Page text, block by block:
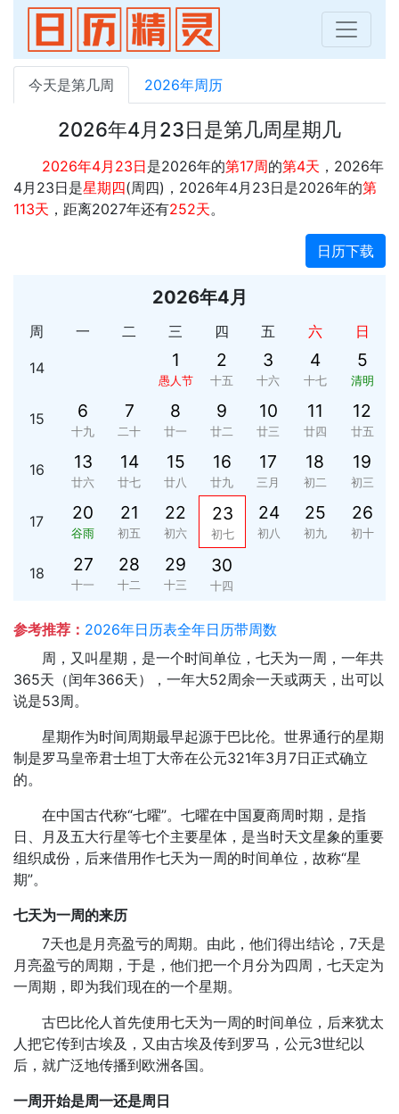
今天是第几周 2026年周历
2026年4月23日是第几周星期几
2026年4月23日是2026年的第17周的第4天 ，2026年
4月23日是星期四(周四)，2026年4月23日是2026年的第
113天 ，距离2027年还有252天。
日历下载
2026年4月
周 一 二 三 四 五 六 日
14 1
愚人节
2
十五
3
十六
4
十七
5
清明
15 6
十九
7
二十
8
廿一
9
廿二
10
廿三
11
廿四
12
廿五
16 13
廿六
14
廿七
15
廿八
16
廿九
17
三月
18
初二
19
初三
17 20
谷雨
21
初五
22
初六
23
初七
24
初八
25
初九
26
初十
18 27
十一
28
十二
29
十三
30
十四
参考推荐： 2026年日历表全年日历带周数
周，又叫星期，是一个时间单位，七天为一周，一年共
365天（闰年366天），一年大52周余一天或两天，出可以
说是53周。
星期作为时间周期最早起源于巴比伦。世界通行的星期
制是罗马皇帝君士坦丁大帝在公元321年3月7日正式确立
的。
在中国古代称“七曜”。七曜在中国夏商周时期，是指
日、月及五大行星等七个主要星体，是当时天文星象的重要
组织成份，后来借用作七天为一周的时间单位，故称“星
期”。
七天为一周的来历
7天也是月亮盈亏的周期。由此，他们得出结论，7天是
月亮盈亏的周期，于是，他们把一个月分为四周，七天定为
一周期，即为我们现在的一个星期。
古巴比伦人首先使用七天为一周的时间单位，后来犹太
人把它传到古埃及，又由古埃及传到罗马，公元3世纪以
后，就广泛地传播到欧洲各国。
一周开始是周一还是周日